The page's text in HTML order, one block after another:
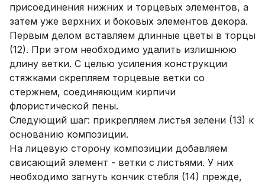
присоединения нижних и торцевых элементов, а
затем уже верхних и боковых элементов декора.
Первым делом вставляем длинные цветы в торцы
(12). При этом необходимо удалить излишнюю
длину ветки. С целью усиления конструкции
стяжками скрепляем торцевые ветки со
стержнем, соединяющим кирпичи
флористической пены.
Следующий шаг: прикрепляем листья зелени (13) к
основанию композиции.
На лицевую сторону композиции добавляем
свисающий элемент - ветки с листьями. У них
необходимо загнуть кончик стебля (14) прежде,